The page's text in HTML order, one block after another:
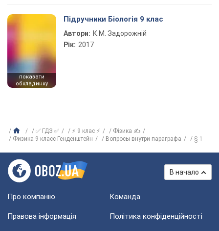
показати
обкладинку
Підручники Біологія 9 клас
Автори: К.М. Задорожній
Рік: 2017
✅ ГДЗ ✅ ⚡ 9 клас ⚡
Фізика ✍
Физика 9 класс Генденштейн
Вопросы внутри параграфа § 1
В начало
Про компанію Команда
Правова інформація Політика конфіденційності